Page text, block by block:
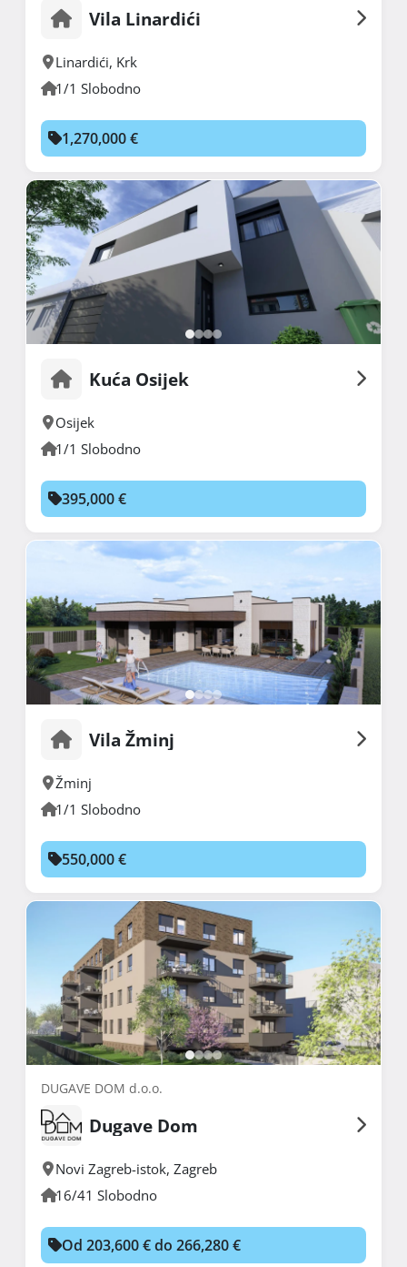
Vila Linardići
Linardići, Krk
1/1 Slobodno
1,270,000 €
Kuća Osijek
Osijek
1/1 Slobodno
395,000 €
Vila Žminj
Žminj
1/1 Slobodno
550,000 €
DUGAVE DOM d.o.o.
Dugave Dom
Novi Zagreb-istok, Zagreb
16/41 Slobodno
Od 203,600 € do 266,280 €